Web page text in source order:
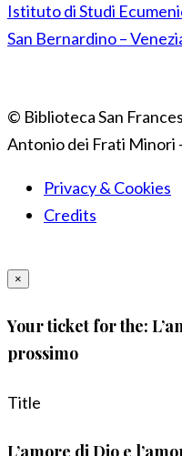
Istituto di Studi
San Bernardino –
© Biblioteca San
Antonio dei Frati Minori
Privacy & Cookies
Credits
×
Your ticket for the:
prossimo
Title
L’amore di Dio e